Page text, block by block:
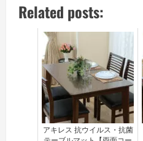
Related posts:
アキレス 抗ウイルス・抗菌